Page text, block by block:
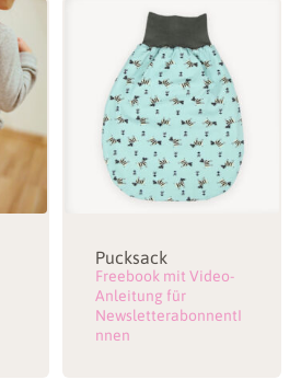
Pucksack
Freebook mit Video-
Anleitung für
NewsletterabonnentI
nnen